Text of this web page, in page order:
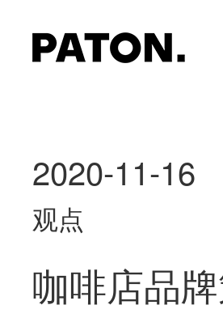
2020-11-16
观点
咖啡店品